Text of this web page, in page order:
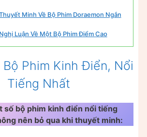
Minh Về Bộ Phim Doraemon Ngắn
Nghị Luận Về Một Bộ Phim Điểm Cao
Bộ Phim Kinh Điển, Nổi
Tiếng Nhất
số bộ phim kinh điển nổi tiếng
nên bỏ qua khi thuyết minh: